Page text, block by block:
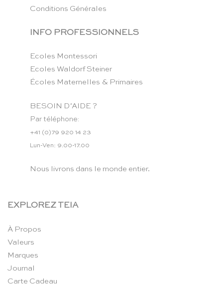
Conditions Générales
INFO PROFESSIONNELS
Ecoles Montessori
Ecoles Waldorf Steiner
Écoles Maternelles & Primaires
BESOIN D’AIDE ?
Par téléphone:
+41 (0)79 920 14 23
Lun-Ven: 9.00-17.00
Nous livrons dans le monde entier.
EXPLOREZ TEIA
À Propos
Valeurs
Marques
Journal
Carte Cadeau